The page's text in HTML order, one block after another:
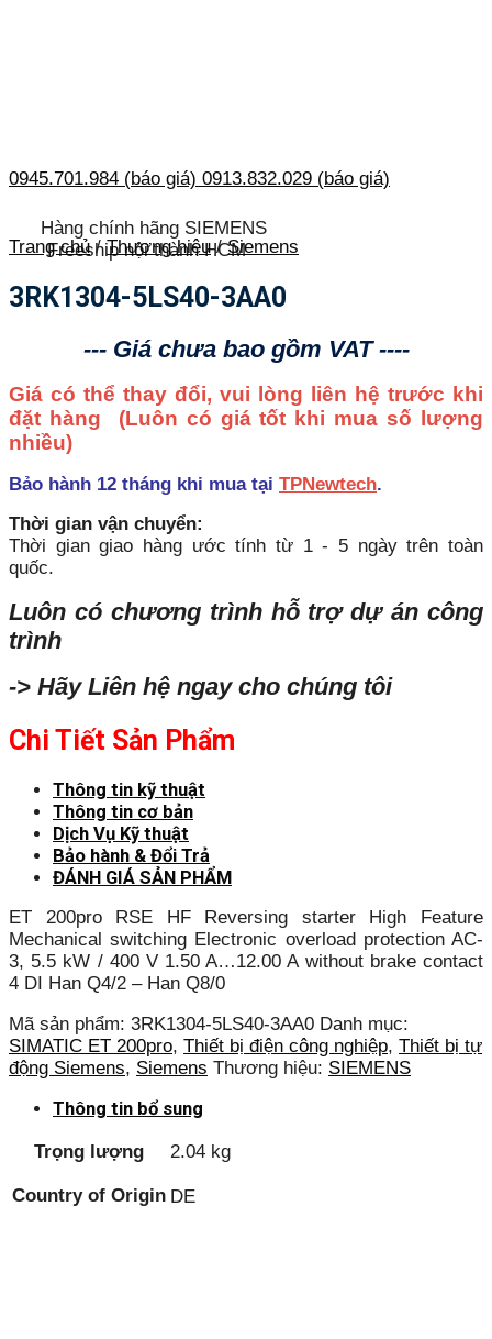
0945.701.984 (báo giá) 0913.832.029 (báo giá)
Hàng chính hãng SIEMENS
Freeship nội thành HCM
Trang chủ / Thương hiệu / Siemens
3RK1304-5LS40-3AA0
--- Giá chưa bao gồm VAT ----
Giá có thể thay đổi, vui lòng liên hệ trước khi
đặt hàng (Luôn có giá tốt khi mua số lượng
nhiều)
Bảo hành 12 tháng khi mua tại TPNewtech.
Thời gian vận chuyển:
Thời gian giao hàng ước tính từ 1 - 5 ngày trên toàn
quốc.
Luôn có chương trình hỗ trợ dự án công
trình
-> Hãy Liên hệ ngay cho chúng tôi
Chi Tiết Sản Phẩm
Thông tin kỹ thuật
Thông tin cơ bản
Dịch Vụ Kỹ thuật
Bảo hành & Đổi Trả
ĐÁNH GIÁ SẢN PHẨM
ET 200pro RSE HF Reversing starter High Feature
Mechanical switching Electronic overload protection AC-
3, 5.5 kW / 400 V 1.50 A…12.00 A without brake contact
4 DI Han Q4/2 – Han Q8/0
Mã sản phẩm: 3RK1304-5LS40-3AA0 Danh mục:
SIMATIC ET 200pro, Thiết bị điện công nghiệp, Thiết bị tự
động Siemens, Siemens Thương hiệu: SIEMENS
Thông tin bổ sung
Trọng lượng 2.04 kg
Country of Origin DE